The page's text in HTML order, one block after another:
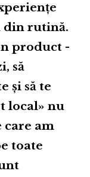
din rutină.
product -
să
și să te
local» nu
care am
toate